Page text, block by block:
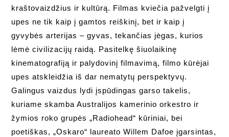
kraštovaizdžius ir kultūrą. Filmas kviečia pažvelgti į
upes ne tik kaip į gamtos reiškinį, bet ir kaip į
gyvybės arterijas – gyvas, tekančias jėgas, kurios
lėmė civilizacijų raidą. Pasitelkę šiuolaikinę
kinematografiją ir palydovinį filmavimą, filmo kūrėjai
upes atskleidžia iš dar nematytų perspektyvų.
Galingus vaizdus lydi įspūdingas garso takelis,
kuriame skamba Australijos kamerinio orkestro ir
žymios roko grupės „Radiohead“ kūriniai, bei
poetiškas, „Oskaro“ laureato Willem Dafoe įgarsintas,